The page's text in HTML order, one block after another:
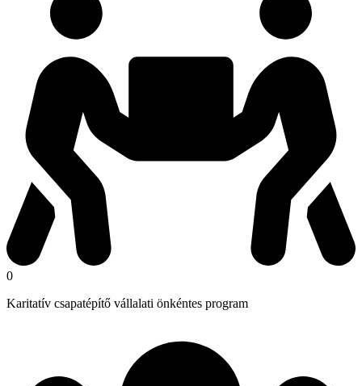
0
Karitatív csapatépítő vállalati önkéntes program